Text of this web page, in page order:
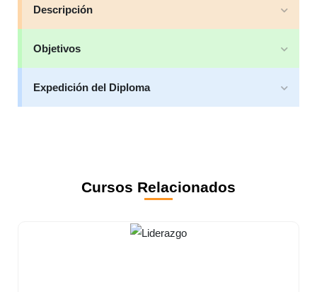
Descripción
Objetivos
Expedición del Diploma
Cursos Relacionados